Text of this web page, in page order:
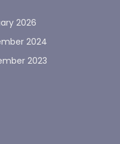
2026
2024
2023